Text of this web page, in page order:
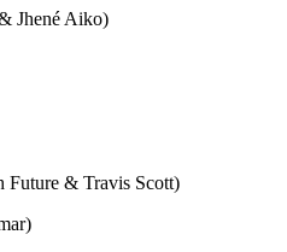
Jhené Aiko)
& Travis Scott)